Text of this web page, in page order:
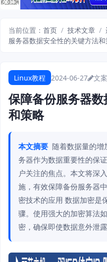
当前位置： 首页 / 技术文章 /
服务器数据安全性的关键方法和
Linux教程 2024-06-27 文
保障备份服务器
和策略
本文摘要 随着数据量的增
务器作为数据重要性的保
户关注的焦点。本文将深
施，有效保障备份服务器
密技术的应用 数据加密是
骤。使用强大的加密算法
密，确保即使数据意外泄